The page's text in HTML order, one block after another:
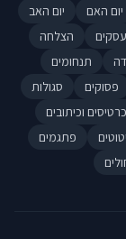
יום האם
יום האב
הצלחה
תנחומים
פסוקים
סגולות
כרטיסים וכיתובים
פתגמים